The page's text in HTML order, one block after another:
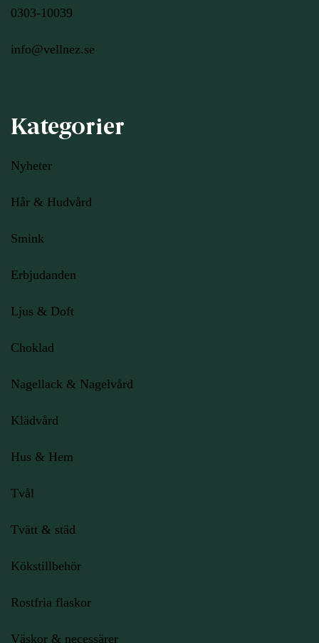
0303-10039
info@vellnez.se
Kategorier
Nyheter
Hår & Hudvård
Smink
Erbjudanden
Ljus & Doft
Choklad
Nagellack & Nagelvård
Klädvård
Hus & Hem
Tvål
Tvätt & städ
Kökstillbehör
Rostfria flaskor
Väskor & necessärer